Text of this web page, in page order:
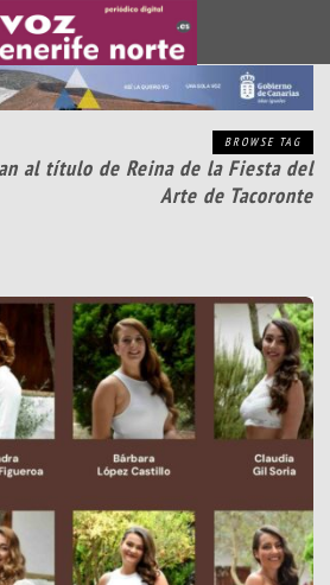
BROWSE TAG
al título de Reina de la Fiesta del
Arte de Tacoronte